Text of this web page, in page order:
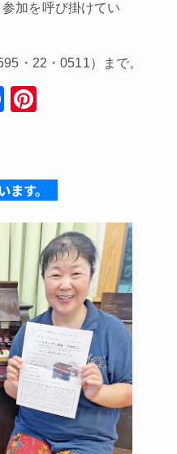
加を呼び掛けてい
・22・0511）まで。
F
e
b
o
o
k
e
st
す。